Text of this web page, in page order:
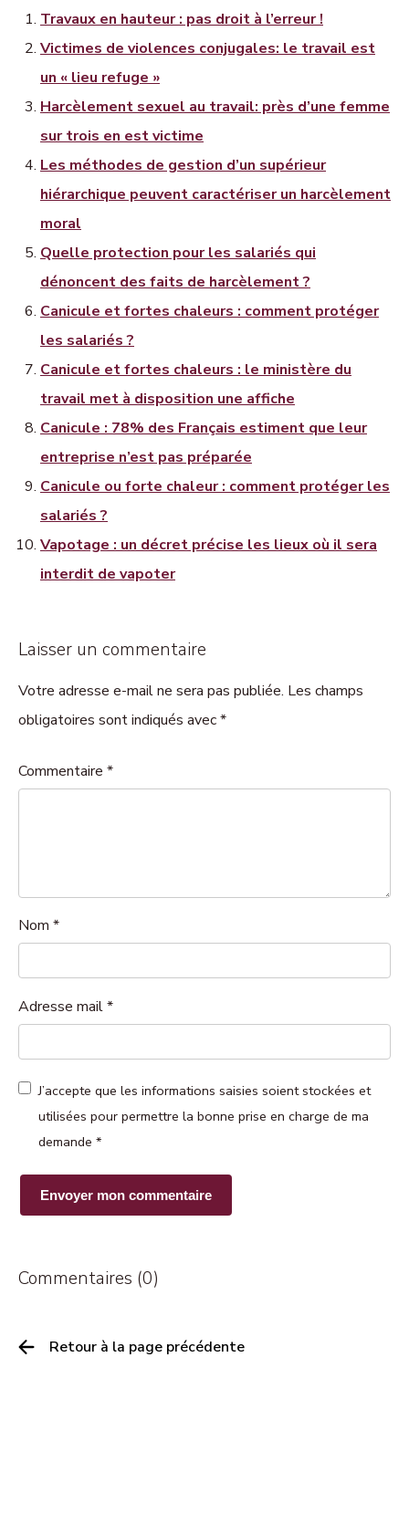
Travaux en hauteur : pas droit à l’erreur !
Victimes de violences conjugales: le travail est
un « lieu refuge »
Harcèlement sexuel au travail: près d’une femme
sur trois en est victime
Les méthodes de gestion d’un supérieur
hiérarchique peuvent caractériser un harcèlement
moral
Quelle protection pour les salariés qui
dénoncent des faits de harcèlement ?
Canicule et fortes chaleurs : comment protéger
les salariés ?
Canicule et fortes chaleurs : le ministère du
travail met à disposition une affiche
Canicule : 78% des Français estiment que leur
entreprise n’est pas préparée
Canicule ou forte chaleur : comment protéger les
salariés ?
Vapotage : un décret précise les lieux où il sera
interdit de vapoter
Laisser un commentaire
Votre adresse e-mail ne sera pas publiée. Les champs
obligatoires sont indiqués avec *
Commentaire *
Nom *
Adresse mail*
J’accepte que les informations saisies soient stockées et
utilisées pour permettre la bonne prise en charge de ma
demande *
Commentaires (0)
Retour à la page précédente